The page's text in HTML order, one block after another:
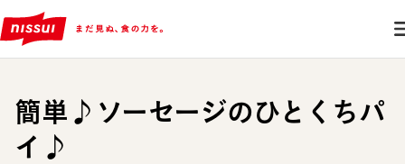
簡単♪ソーセージのひとくちパ
イ♪